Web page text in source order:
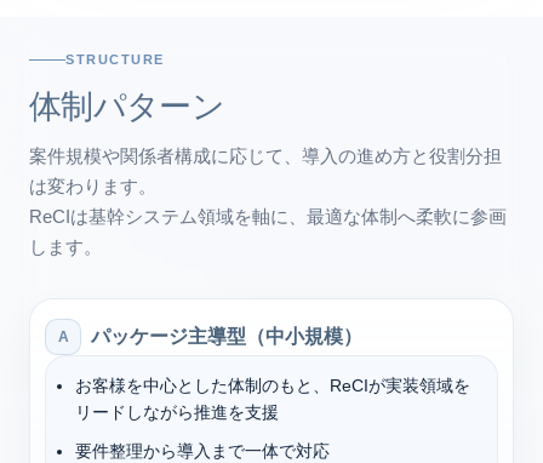
STRUCTURE
体制パターン
案件規模や関係者構成に応じて、導入の進め方と役割分担
は変わります。
ReCIは基幹システム領域を軸に、最適な体制へ柔軟に参画
します。
A パッケージ主導型（中小規模）
お客様を中心とした体制のもと、ReCIが実装領域を
リードしながら推進を支援
要件整理から導入まで一体で対応